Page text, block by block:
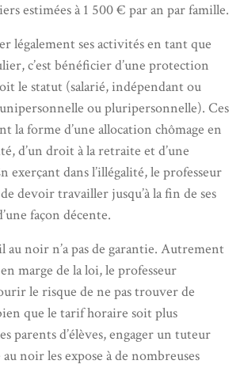
estimées à 1 500 € par an par famille.
légalement ses activités en tant que
c’est bénéficier d’une protection
le statut (salarié, indépendant ou
ou pluripersonnelle). Ces
la forme d’une allocation chômage en
d’un droit à la retraite et d’une
exerçant dans l’illégalité, le professeur
devoir travailler jusqu’à la fin de ses
façon décente.
au noir n’a pas de garantie. Autrement
marge de la loi, le professeur
le risque de ne pas trouver de
que le tarif horaire soit plus
parents d’élèves, engager un tuteur
noir les expose à de nombreuses